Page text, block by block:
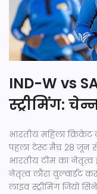
IND-W vs
स्ट्रीमिंग:
भारतीय महिला
पहला टेस्ट मैच 28 जून
भारतीय टीम का नेतृत्व
नेतृत्व लौरा वुल्वार्डट
लाइव स्ट्रीमिंग जियो